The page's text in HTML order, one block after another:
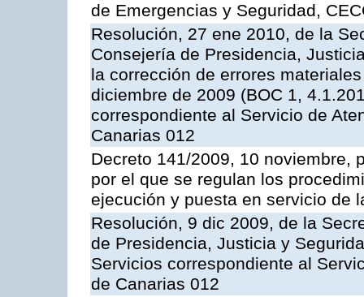
de Emergencias y Seguridad,
Resolución, 27 ene 2010, de la
Consejería de Presidencia,
la corrección de errores
diciembre de 2009 (BOC 1,
correspondiente al Servicio de
Canarias 012
Decreto 141/2009, 10 noviembre,
por el que se regulan los
ejecución y puesta en servicio de
Resolución, 9 dic 2009, de la
de Presidencia, Justicia y
Servicios correspondiente al
de Canarias 012